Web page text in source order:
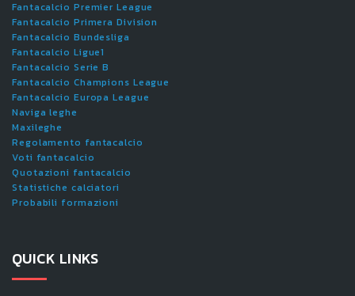
Fantacalcio Premier League
Fantacalcio Primera Division
Fantacalcio Bundesliga
Fantacalcio Ligue1
Fantacalcio Serie B
Fantacalcio Champions League
Fantacalcio Europa League
Naviga leghe
Maxileghe
Regolamento fantacalcio
Voti fantacalcio
Quotazioni fantacalcio
Statistiche calciatori
Probabili formazioni
QUICK LINKS